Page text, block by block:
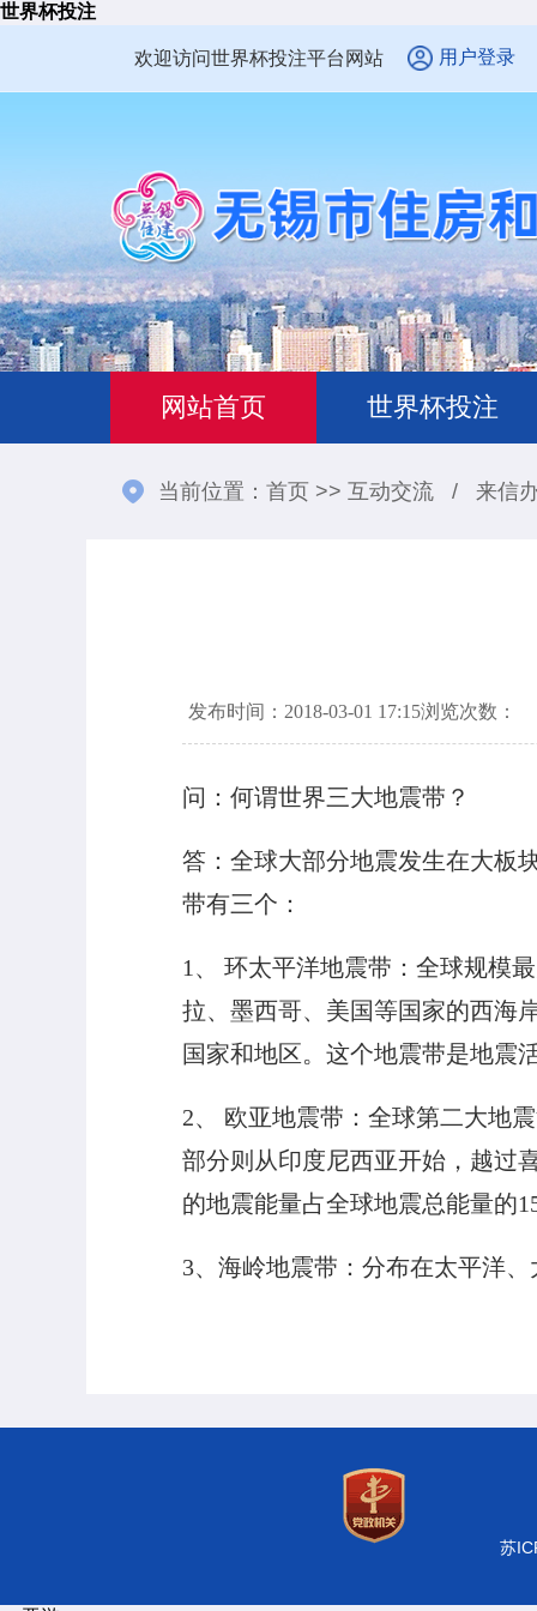
世界杯投注
欢迎访问世界杯投注平台网站 用户登录
网站首页 世界杯投注
当前位置： 首页 >> 互动交流 / 来信
发布时间：2018-03-01 17:15浏览次数：
问：何谓世界三大地震带？
答：全球大部分地震发生在大板
带有三个：
1、 环太平洋地震带：全球规模
拉、墨西哥、美国等国家的西海
国家和地区。这个地震带是地震
2、 欧亚地震带：全球第二大地
部分则从印度尼西亚开始，越过
的地震能量占全球地震总能量的
3、海岭地震带：分布在太平洋
苏